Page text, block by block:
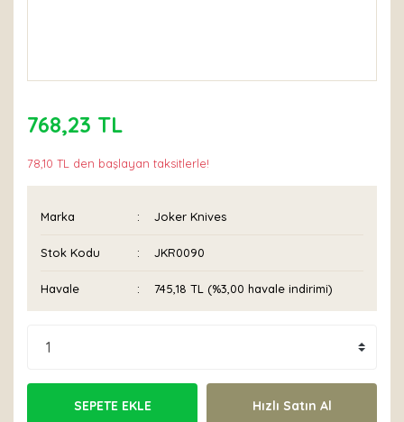
768,23 TL
78,10 TL den başlayan taksitlerle!
Marka Joker Knives
Stok Kodu JKR0090
Havale 745,18 TL (%3,00 havale indirimi)
SEPETE EKLE Hızlı Satın Al